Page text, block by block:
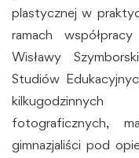
plastycznej w
ramach
Wisławy
Studiów
fotograficznych,
gimnazjaliści pod